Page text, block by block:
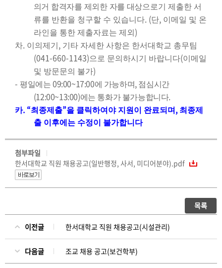
의거 합격자를 제외한 자를 대상으로기 제출한 서
류를 반환을 청구할 수 있습니다. (단, 이메일 및 온
라인을 통한 제출자료는 제외 )
차. 이의제기 , 기타 자세한 사항은 한서대학교 총무팀
(041-660-1143)으로 문의하시기 바랍니다(이메일
및 방문문의 불가)
- 평일에는 09:00~17:00에 가능하며, 점심시간
(12:00~13:00)에는 통화가 불가능합니다.
카. “최종제출”을 클릭하여야 지원이 완료되며 , 최종제
출 이후에는 수정이 불가합니다
첨부파일
한서대학교 직원 채용공고(일반행정, 사서, 미디어분야).pdf
목록
이전글 한서대학교 직원 채용공고(시설관리)
다음글 조교 채용 공고(보건학부)